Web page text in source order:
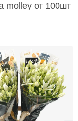
molley от 100шт